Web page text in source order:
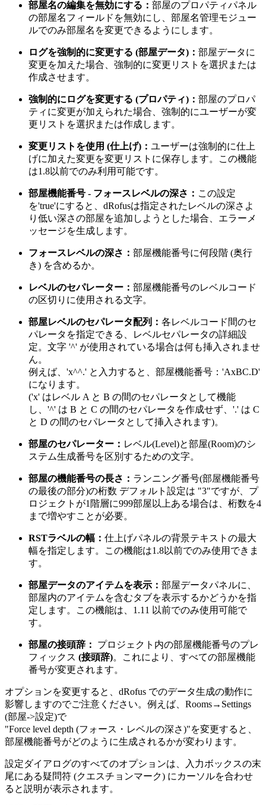
部屋名の編集を無効にする： 部屋のプロパティパネル
の部屋名フィールドを無効にし、部屋名管理モジュー
ルでのみ部屋名を変更できるようにします。
ログを強制的に変更する (部屋データ)： 部屋データに
変更を加えた場合、強制的に変更リストを選択または
作成させます。
強制的にログを変更する (プロパティ)： 部屋のプロパ
ティに変更が加えられた場合、強制的にユーザーが変
更リストを選択または作成します。
変更リストを使用 (仕上げ)： ユーザーは強制的に仕上
げに加えた変更を変更リストに保存します。この機能
は1.8以前でのみ利用可能です。
部屋機能番号 - フォースレベルの深さ： この設定
を'true'にすると、dRofusは指定されたレベルの深さよ
り低い深さの部屋を追加しようとした場合、エラーメ
ッセージを生成します。
フォースレベルの深さ： 部屋機能番号に何段階 (奥行
き) を含めるか。
レベルのセパレーター： 部屋機能番号のレベルコード
の区切りに使用される文字。
部屋レベルのセパレータ配列： 各レベルコード間のセ
パレータを指定できる、レベルセパレータの詳細設
定。文字 '^' が使用されている場合は何も挿入されませ
ん。
例えば、'x^^.' と入力すると、部屋機能番号：'AxBC.D'
になります。
('x' はレベル A と B の間のセパレータとして機能
し、'^' は B と C の間のセパレータを作成せず、'.' は C
と D の間のセパレータとして挿入されます)。
部屋のセパレーター： レベル(Level)と部屋(Room)のシ
ステム生成番号を区別するための文字。
部屋の機能番号の長さ： ランニング番号(部屋機能番号
の最後の部分)の桁数 デフォルト設定は "3"ですが、プ
ロジェクトが1階層に999部屋以上ある場合は、桁数を4
まで増やすことが必要。
RSTラベルの幅： 仕上げパネルの背景テキストの最大
幅を指定します。この機能は1.8以前でのみ使用できま
す。
部屋データのアイテムを表示： 部屋データパネルに、
部屋内のアイテムを含むタブを表示するかどうかを指
定します。この機能は、1.11 以前でのみ使用可能で
す。
部屋の接頭辞： プロジェクト内の部屋機能番号のプレ
フィックス (接頭辞)。これにより、すべての部屋機能
番号が変更されます。
オプションを変更すると、dRofus でのデータ生成の動作に
影響しますのでご注意ください。例えば、Rooms→Settings
(部屋->設定)で
"Force level depth (フォース・レベルの深さ)"を変更すると、
部屋機能番号がどのように生成されるかが変わります。
設定ダイアログのすべてのオプションは、入力ボックスの末
尾にある疑問符 (クエスチョンマーク) にカーソルを合わせ
ると説明が表示されます。